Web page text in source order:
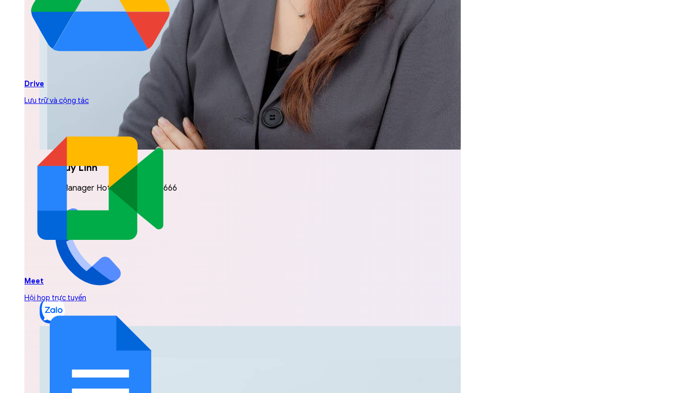
Vũ Thuỳ Linh
Sales Manager Hotline: 0842.999.666
Drive
Lưu trữ và cộng tác
Meet
Hội họp trực tuyến